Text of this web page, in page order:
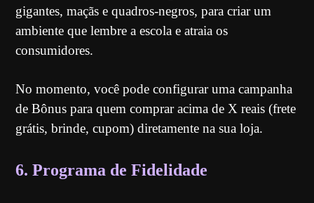
gigantes, maçãs e quadros-negros, para criar um
ambiente que lembre a escola e atraia os
consumidores.
No momento, você pode configurar uma campanha
de Bônus para quem comprar acima de X reais (frete
grátis, brinde, cupom) diretamente na sua loja.
6. Programa de Fidelidade